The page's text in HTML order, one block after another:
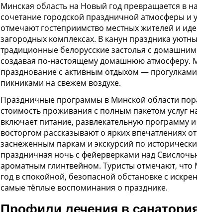
Минская область на Новый год превращается в
сочетание городской праздничной атмосферы и
отмечают гостеприимство местных жителей и
загородных комплексах. В канун праздника
традиционные белорусские застолья с
создавая по-настоящему домашнюю атмосферу.
празднование с активным отдыхом —
пикниками на свежем воздухе.
Праздничные программы в Минской области
стоимость проживания с полным пакетом услуг
включает питание, развлекательную программу
восторгом рассказывают о ярких впечатлениях
заснеженным паркам и экскурсий по
праздничная ночь с фейерверками над
ароматным глинтвейном. Туристы отмечают, что
год в спокойной, безопасной обстановке с
самые тёплые воспоминания о празднике.
Профили лечения в